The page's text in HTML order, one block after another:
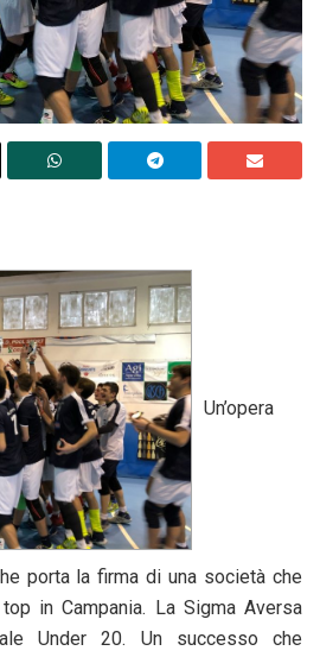
Un’opera
porta la firma di una società che
in Campania. La Sigma Aversa
Under 20. Un successo che